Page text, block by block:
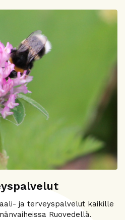
ja terveyspalvelut kaikille
Ruovedellä.